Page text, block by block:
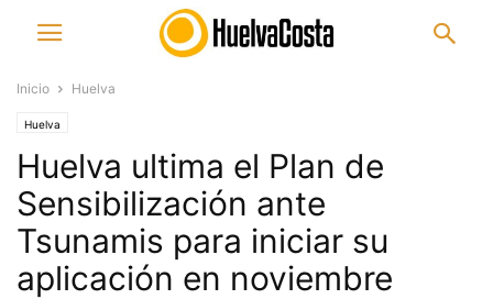
Inicio Huelva
Huelva
Huelva ultima el Plan de
Sensibilización ante
Tsunamis para iniciar su
aplicación en noviembre